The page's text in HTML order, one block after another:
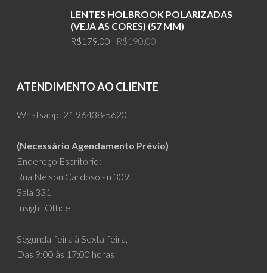
was:
R$199.00.
is:
R$179.00.
LENTES HOLBROOK POLARIZADAS
(VEJA AS CORES) (57 MM)
R$190.00
R$190.00.
R$179.00
R$179.00.
ATENDIMENTO AO CLIENTE
Whatsapp: 21 96438-5620
(Necessário Agendamento Prévio)
Endereço Escritório:
Rua Nelson Cardoso - n 309
Sala 331
Insight Office
Segunda-feira à Sexta-feira,
Das 9:00 às 17:00 horas